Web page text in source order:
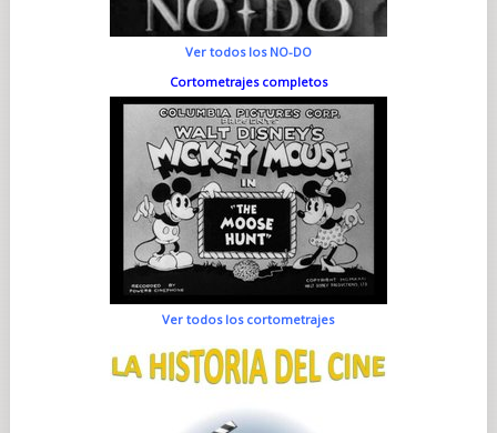
Ver todos los NO-DO
Cortometrajes completos
Ver todos los cortometrajes